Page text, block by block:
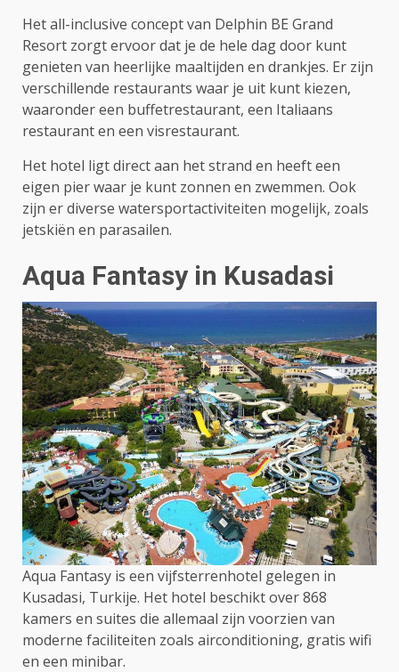
Het all-inclusive concept van Delphin BE Grand
Resort zorgt ervoor dat je de hele dag door kunt
genieten van heerlijke maaltijden en drankjes. Er zijn
verschillende restaurants waar je uit kunt kiezen,
waaronder een buffetrestaurant, een Italiaans
restaurant en een visrestaurant.
Het hotel ligt direct aan het strand en heeft een
eigen pier waar je kunt zonnen en zwemmen. Ook
zijn er diverse watersportactiviteiten mogelijk, zoals
jetskiën en parasailen.
Aqua Fantasy in Kusadasi
Aqua Fantasy is een vijfsterrenhotel gelegen in
Kusadasi, Turkije. Het hotel beschikt over 868
kamers en suites die allemaal zijn voorzien van
moderne faciliteiten zoals airconditioning, gratis wifi
en een minibar.